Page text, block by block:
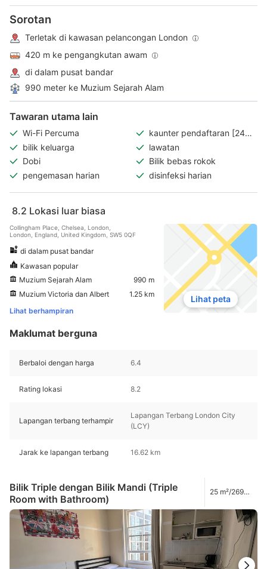
Sorotan
Terletak di kawasan pelancongan London
420 m ke pengangkutan awam
di dalam pusat bandar
990 meter ke Muzium Sejarah Alam
Tawaran utama lain
Wi-Fi Percuma
kaunter pendaftaran [24
jam]
bilik keluarga
lawatan
Dobi
Bilik bebas rokok
pengemasan harian
disinfeksi harian
8.2 Lokasi luar biasa
Collingham Place, Chelsea, London,
London, England, United Kingdom, SW5 0QF
di dalam pusat bandar
Kawasan popular
Muzium Sejarah Alam
990 m
Muzium Victoria dan Albert
1.25 km
Lihat berhampiran
Lihat peta
Maklumat berguna
Berbaloi dengan harga 6.4
Rating lokasi 8.2
Lapangan terbang terhampir
Lapangan Terbang London City
(LCY)
Jarak ke lapangan terbang 16.62 km
Bilik Triple dengan Bilik Mandi (Triple
Room with Bathroom)
25 m²/269